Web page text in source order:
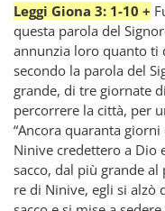
Leggi Giona 3: 1-10 +
questa parola del
annunzia loro quanto ti
secondo la parola del
grande, di tre giornate
percorrere la città, per
“Ancora quaranta
Ninive credettero a Dio
sacco, dal più grande
re di Ninive, egli si alzò